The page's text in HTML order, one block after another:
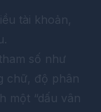
tài khoản,
số như
chữ, độ phân
một “dấu vân